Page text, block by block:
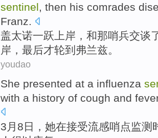
sentinel, then his comrades
Franz.
盖太诺一跃 上岸 ， 和那哨兵交谈
岸 ， 最后才轮到 弗兰兹。
youdao
She presented at a influenza
with a history of cough and
3 月 8日， 她在接受流感哨点监测